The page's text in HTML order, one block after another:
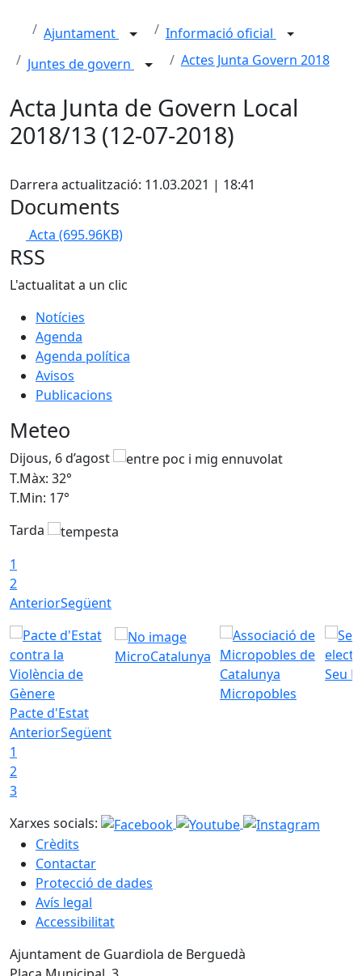
Ajuntament
Informació oficial
Juntes de govern
Actes Junta Govern 2018
Acta Junta de Govern Local
2018/13 (12-07-2018)
Darrera actualització: 11.03.2021 | 18:41
Documents
Acta (695.96KB)
RSS
L'actualitat a un clic
Notícies
Agenda
Agenda política
Avisos
Publicacions
Meteo
Dijous, 6 d’agost
T.Màx: 32°
T.Min: 17°
Tarda
1
2
AnteriorSegüent
Pacte d'Estat
MicroCatalunya
Micropobles
Seu
AnteriorSegüent
1
2
3
Xarxes socials:
Crèdits
Contactar
Protecció de dades
Avís legal
Accessibilitat
Ajuntament de Guardiola de Berguedà